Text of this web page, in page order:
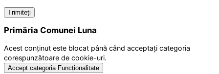
Primăria Comunei Luna
Acest conținut este blocat până când acceptați categoria
corespunzătoare de cookie-uri.
Accept categoria Funcționalitate